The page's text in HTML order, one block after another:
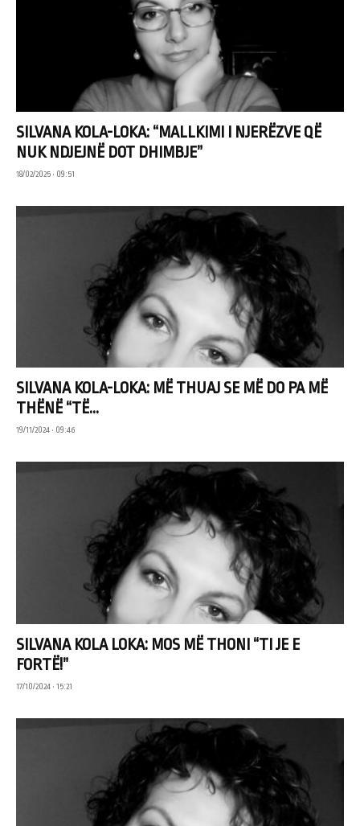
SILVANA KOLA-LOKA: “MALLKIMI I NJERËZVE QË
NUK NDJEJNË DOT DHIMBJE”
18/02/2025 • 09:51
SILVANA KOLA-LOKA: MË THUAJ SE MË DO PA MË
THËNË “TË...
19/11/2024 • 09:46
SILVANA KOLA LOKA: MOS MË THONI “TI JE E
FORTË!”
17/10/2024 • 15:21